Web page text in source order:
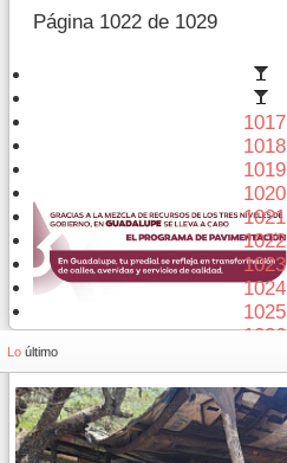
Página 1022 de 1029
1017
1018
1019
1020
1021
1022
1023
1024
1025
1026
Lo último